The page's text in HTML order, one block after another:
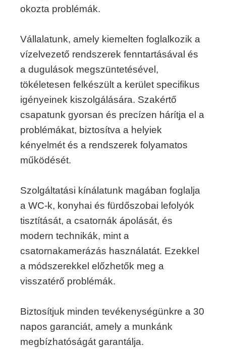
okozta problémák.
Vállalatunk, amely kiemelten foglalkozik a
vízelvezető rendszerek fenntartásával és
a dugulások megszüntetésével,
tökéletesen felkészült a kerület specifikus
igényeinek kiszolgálására. Szakértő
csapatunk gyorsan és precízen hárítja el a
problémákat, biztosítva a helyiek
kényelmét és a rendszerek folyamatos
működését.
Szolgáltatási kínálatunk magában foglalja
a WC-k, konyhai és fürdőszobai lefolyók
tisztítását, a csatornák ápolását, és
modern technikák, mint a
csatornakamerázás használatát. Ezekkel
a módszerekkel előzhetők meg a
visszatérő problémák.
Biztosítjuk minden tevékenységünkre a 30
napos garanciát, amely a munkánk
megbízhatóságát garantálja.